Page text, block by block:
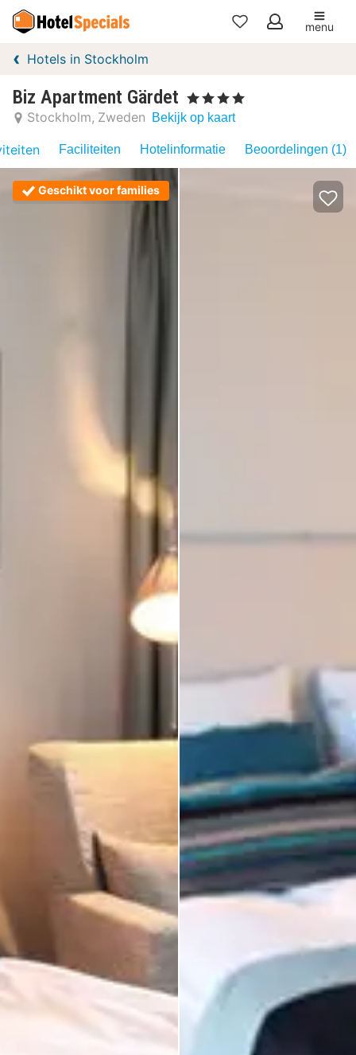
Mijn
menu
Hotels in Stockholm
Biz Apartment Gärdet , 4 Sterren
Stockholm Zweden Bekijk op kaart
Faciliteiten Hotelinformatie Beoordelingen (1)
Geschikt voor families